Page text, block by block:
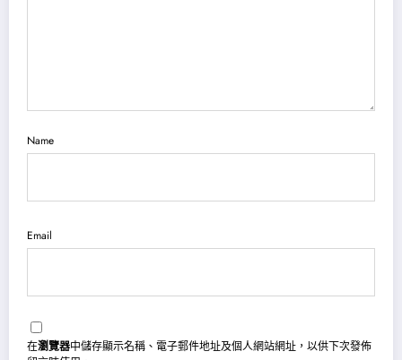
Name
Email
在瀏覽器中儲存顯示名稱、電子郵件地址及個人網站網址，以供下次發佈